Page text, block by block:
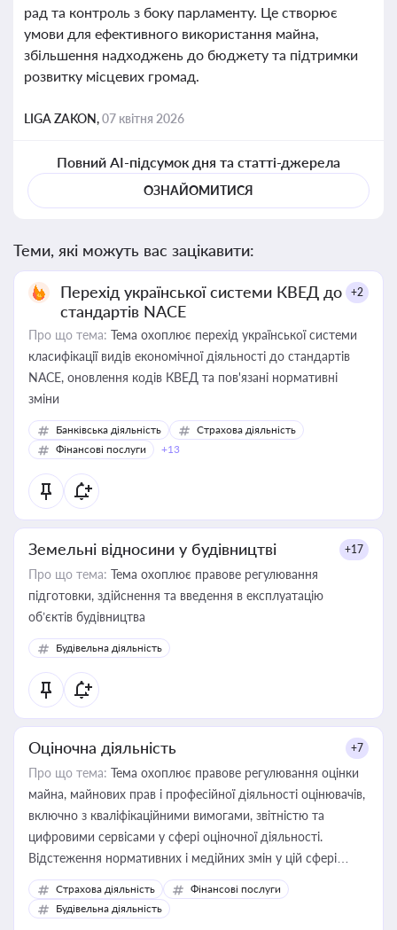
рад та контроль з боку парламенту. Це створює
умови для ефективного використання майна,
збільшення надходжень до бюджету та підтримки
розвитку місцевих громад.
LIGA ZAKON,07 квітня 2026
Повний AI-підсумок дня та статті-джерела
ОЗНАЙОМИТИСЯ
Теми, які можуть вас зацікавити:
Перехід української системи КВЕД до
стандартів NACE
+2
Про що тема: Тема охоплює перехід української системи
класифікації видів економічної діяльності до стандартів
NACE, оновлення кодів КВЕД та пов'язані нормативні
зміни
Банківська діяльність
Страхова діяльність
Фінансові послуги
+13
Земельні відносини у будівництві +17
Про що тема: Тема охоплює правове регулювання
підготовки, здійснення та введення в експлуатацію
об’єктів будівництва
Будівельна діяльність
Оціночна діяльність +7
Про що тема: Тема охоплює правове регулювання оцінки
майна, майнових прав і професійної діяльності оцінювачів,
включно з кваліфікаційними вимогами, звітністю та
цифровими сервісами у сфері оціночної діяльності.
Відстеження нормативних і медійних змін у цій сфері
корисне для власника бізнесу, керівника, юриста або
бухгалтера під час оподаткування, приватизації, оренди
державного майна, корпоративних угод і перевірки
Страхова діяльність
Фінансові послуги
Будівельна діяльність